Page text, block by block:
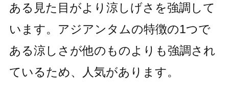
ある見た目がより涼しげさを強調して
います。アジアンタムの特徴の1つで
ある涼しさが他のものよりも強調され
ているため、人気があります。